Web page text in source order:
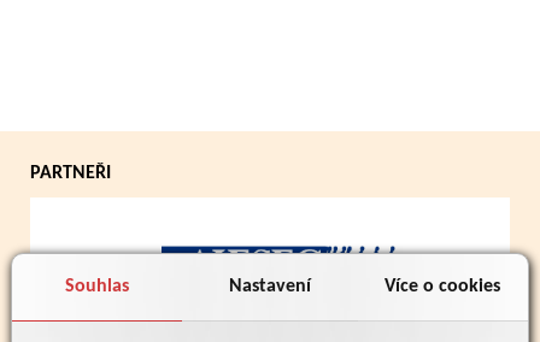
Souhlas Nastavení Více o cookies
PARTNEŘI